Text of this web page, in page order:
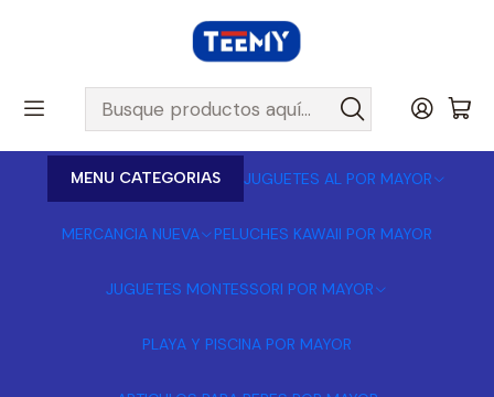
MENU CATEGORIAS JUGUETES AL POR MAYOR
MERCANCIA NUEVA PELUCHES KAWAII POR MAYOR
JUGUETES MONTESSORI POR MAYOR
PLAYA Y PISCINA POR MAYOR